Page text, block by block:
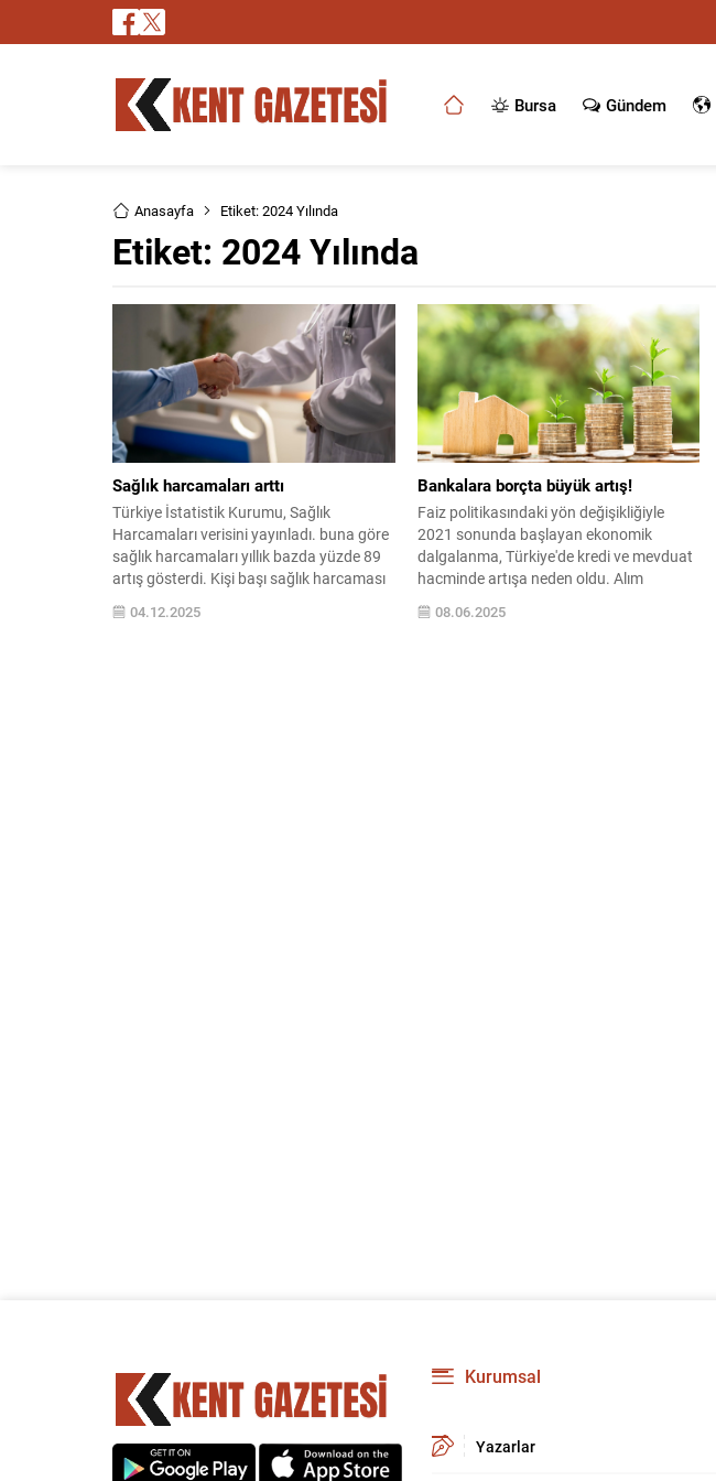
Bursa Gündem
Anasayfa Etiket: 2024 Yılında
Etiket: 2024 Yılında
Sağlık harcamaları arttı
Türkiye İstatistik Kurumu, Sağlık
Harcamaları verisini yayınladı. buna göre
sağlık harcamaları yıllık bazda yüzde 89
artış gösterdi. Kişi başı sağlık harcaması
27 bin 587 lira oldu.
04.12.2025
Bankalara borçta büyük artış!
Faiz politikasındaki yön değişikliğiyle
2021 sonunda başlayan ekonomik
dalgalanma, Türkiye'de kredi ve mevduat
hacminde artışa neden oldu. Alım
gücünün düşmesiyle vatandaşlar krediye
yönelirken, bankalardaki toplam kredi
08.06.2025
Kurumsal
Yazarlar